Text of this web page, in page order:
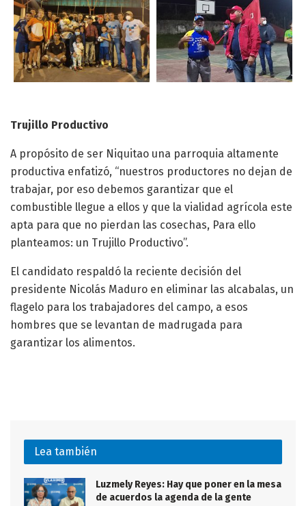
Trujillo Productivo
A propósito de ser Niquitao una parroquia altamente
productiva enfatizó, “nuestros productores no dejan de
trabajar, por eso debemos garantizar que el
combustible llegue a ellos y que la vialidad agrícola este
apta para que no pierdan las cosechas, Para ello
planteamos: un Trujillo Productivo”.
El candidato respaldó la reciente decisión del
presidente Nicolás Maduro en eliminar las alcabalas, un
flagelo para los trabajadores del campo, a esos
hombres que se levantan de madrugada para
garantizar los alimentos.
Lea también
Luzmely Reyes: Hay que poner en la mesa
de acuerdos la agenda de la gente